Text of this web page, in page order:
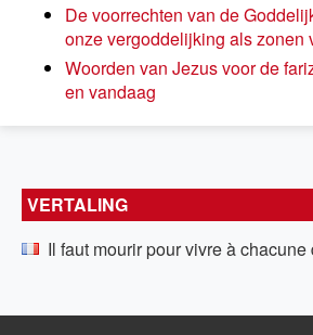
De voorrechten van de
onze vergoddelijking als zonen
Woorden van Jezus voor de
en vandaag
VERTALING
Il faut mourir pour vivre à